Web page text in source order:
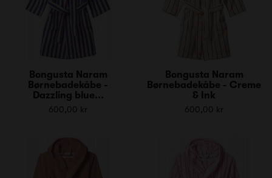
Bongusta Naram
Børnebadekåbe -
Dazzling blue...
600,00 kr
Bongusta Naram
Børnebadekåbe - Creme
& Ink
600,00 kr